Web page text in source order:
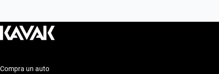
Compra un auto